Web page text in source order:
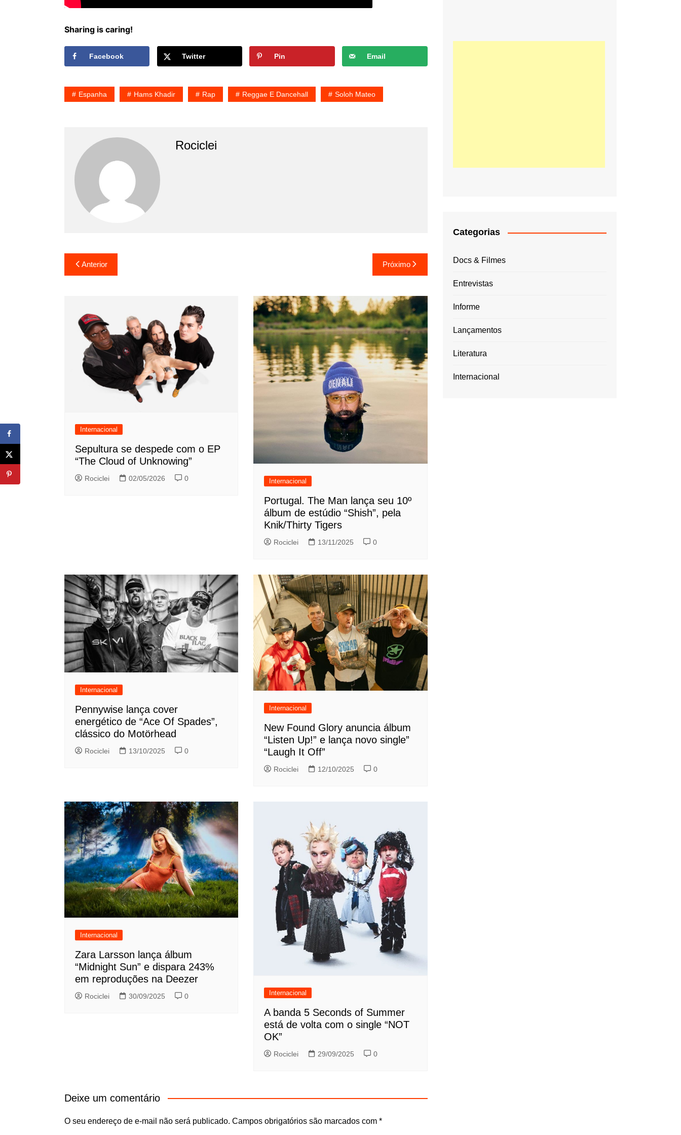
Sharing is caring!
Facebook Twitter Pin Email
Espanha Hams Khadir Rap Reggae E Dancehall Soloh Mateo
Rociclei
Navegação
de
Anterior Próximo
Internacional
Sepultura se despede com o EP
“The Cloud of Unknowing”
Rociclei 02/05/2026 0 Internacional
Portugal. The Man lança seu 10º
álbum de estúdio “Shish”, pela
Knik/Thirty Tigers
Rociclei 13/11/2025 0
Internacional
Pennywise lança cover
energético de “Ace Of Spades”,
clássico do Motörhead
Rociclei 13/10/2025 0
Internacional
New Found Glory anuncia álbum
“Listen Up!” e lança novo single”
“Laugh It Off”
Rociclei 12/10/2025 0
Internacional
Zara Larsson lança álbum
“Midnight Sun” e dispara 243%
em reproduções na Deezer
Rociclei 30/09/2025 0 Internacional
A banda 5 Seconds of Summer
está de volta com o single “NOT
OK”
Rociclei 29/09/2025 0
Deixe um comentário
O seu endereço de e-mail não será publicado. Campos obrigatórios são marcados com *
Categorias
Docs & Filmes
Entrevistas
Informe
Lançamentos
Literatura
Internacional